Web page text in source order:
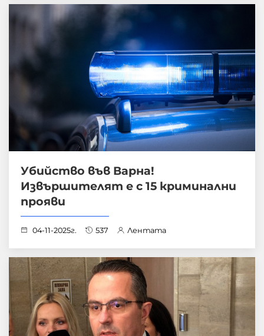
Убийство във Варна!
Извършителят е с 15 криминални
прояви
04-11-2025г. 537 Лентата